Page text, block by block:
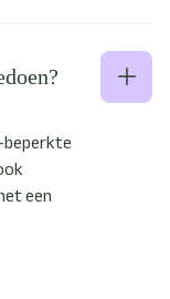
beperkte
een